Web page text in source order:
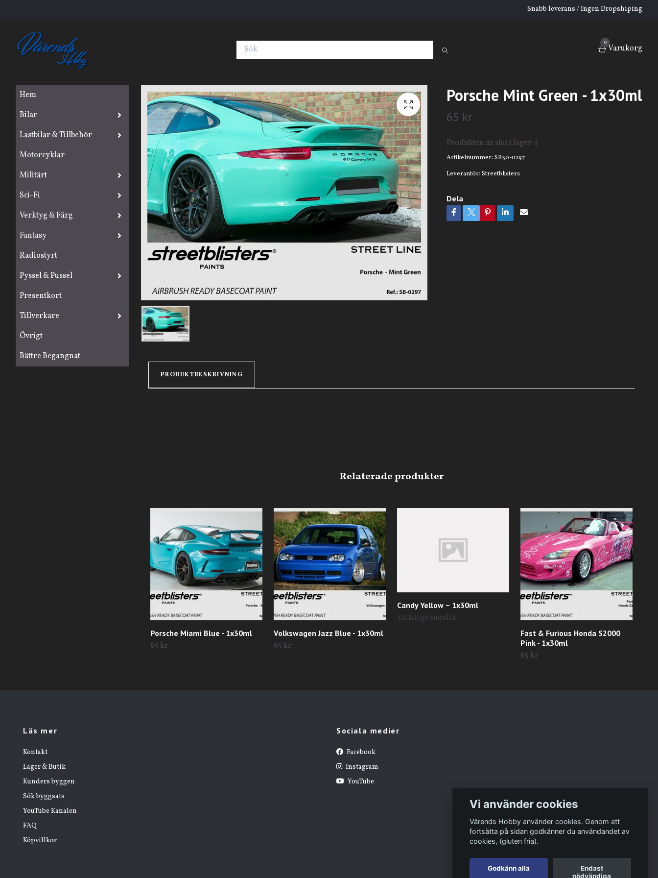
Snabb leverans / Ingen Dropshiping
0
Varukorg
Hem
Bilar
Lastbilar & Tillbehör
Motorcyklar
Militärt
Sci-Fi
Verktyg & Färg
Fantasy
Radiostyrt
Pyssel & Pussel
Presentkort
Tillverkare
Övrigt
Bättre Begangnat
Porsche Mint Green - 1x30ml
65 kr
Produkten är slut i lager :(
Artikelnummer: SB30-0297
Leverantör: Streetblisters
Dela
PRODUKTBESKRIVNING
Porsche Miami Blue - 1x30ml
65 kr
Volkswagen Jazz Blue - 1x30ml
65 kr
Candy Yellow – 1x30ml
Tillfälligt Slutsåld
Fast & Furious Honda S2000
Pink - 1x30ml
65 kr
Läs mer
Kontakt
Lager & Butik
Kunders byggen
Sök byggsats
YouTube Kanalen
FAQ
Köpvillkor
Sociala medier
Facebook
Instagram
YouTube
Vi använder cookies
Värends Hobby använder cookies. Genom att
fortsätta på sidan godkänner du användandet av
cookies, (gluten fria).
Godkänn alla
Endast
nödvändiga